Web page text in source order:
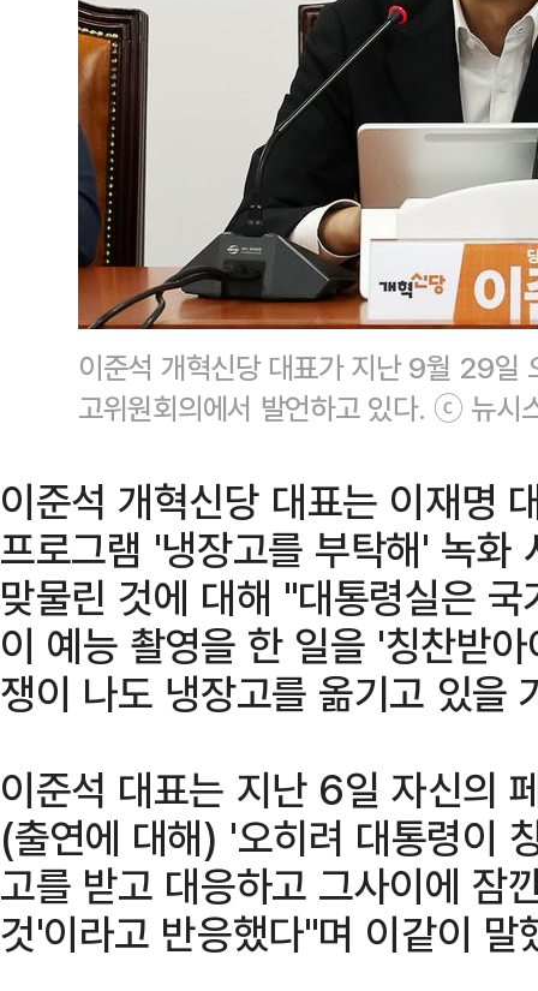
이준석 개혁신당 대표가 지난 9월 29일
고위원회의에서 발언하고 있다. ⓒ 뉴시
이준석 개혁신당 대표는 이재명
프로그램 '냉장고를 부탁해' 녹화
맞물린 것에 대해 "대통령실은
이 예능 촬영을 한 일을 '칭찬받
쟁이 나도 냉장고를 옮기고 있을
이준석 대표는 지난 6일 자신의
(출연에 대해) '오히려 대통령이
고를 받고 대응하고 그사이에 잠
것'이라고 반응했다"며 이같이 말